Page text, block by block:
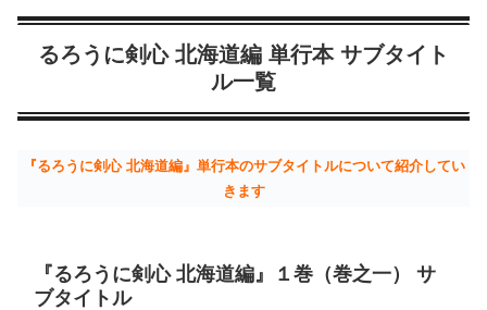
るろうに剣心 北海道編 単行本 サブタイト
ル一覧
『るろうに剣心 北海道編』単行本のサブタイトルについて紹介してい
きます
『るろうに剣心 北海道編』１巻（巻之一） サ
ブタイトル